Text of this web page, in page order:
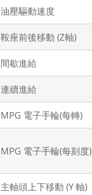
油壓驅動速度
鞍座前後移動 (Z軸)
間歇進給
連續進給
MPG 電子手輪(每轉)
MPG 電子手輪(每刻度)
主軸頭上下移動 (Y 軸)